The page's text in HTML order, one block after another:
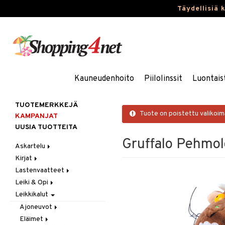
Täydellisiä
Kauneudenhoito Piilolinssit
Tuote on poistettu
Gruffalo
TUOTEMERKKEJÄ
KAMPANJAT
UUSIA TUOTTEITA
Askartelu
Askartelumateriaalit
Askartelusetti
Helmet
Koulutarvikkeet
Muovailuvaha
Piirrä ja maalaa
Kirjat
Askartelukirjat
Maalauskirjat
Päiväkirjat
Lastenvaatteet
Alaosat
Leggingsit
Alusvaatteet & Sukat
Kengät
Mekot
Leiki & Opi
Opetuslelut
Oppimispelit
Soittimet
Leikkikalut
Ajoneuvot
Autoradat
Eläimet